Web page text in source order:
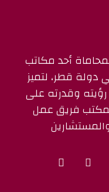
أحد مكاتب
دولة قطر، لتميز
وقدرته على
فريق عمل